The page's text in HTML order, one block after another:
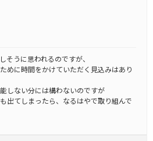
そうに思われるのですが、
めに時間をかけていただく見込みはあり
しない分には構わないのですが
出てしまったら、なるはやで取り組んで